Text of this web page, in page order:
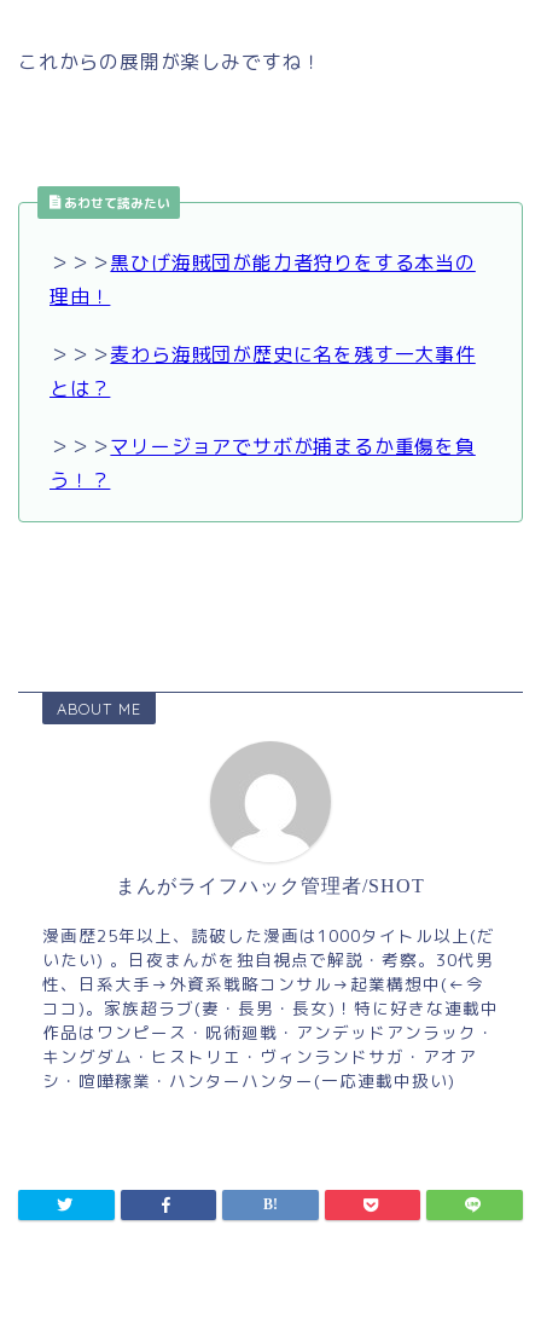
これからの展開が楽しみですね！
あわせて読みたい
＞＞＞黒ひげ海賊団が能力者狩りをする本当の
理由！
＞＞＞麦わら海賊団が歴史に名を残す一大事件
とは？
＞＞＞マリージョアでサボが捕まるか重傷を負
う！？
ABOUT ME
まんがライフハック管理者/SHOT
漫画歴25年以上、読破した漫画は1000タイトル以上(だ
いたい) 。日夜まんがを独自視点で解説・考察。30代男
性、日系大手→外資系戦略コンサル→起業構想中(←今
ココ)。家族超ラブ(妻・長男・長女)！特に好きな連載中
作品はワンピース・呪術廻戦・アンデッドアンラック・
キングダム・ヒストリエ・ヴィンランドサガ・アオア
シ・喧嘩稼業・ハンターハンター(一応連載中扱い)